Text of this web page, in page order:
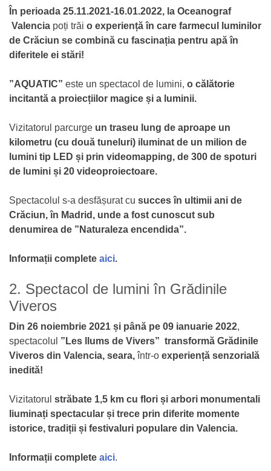
În perioada 25.11.2021-16.01.2022, la Oceanograf
Valencia poți trăi o experiență în care farmecul luminilor
de Crăciun se combină cu fascinația pentru apă în
diferitele ei stări!
”AQUATIC” este un spectacol de lumini, o călătorie
incitantă a proiecțiilor magice și a luminii.
Vizitatorul parcurge un traseu lung de aproape un
kilometru (cu două tuneluri) iluminat de un milion de
lumini tip LED și prin videomapping, de 300 de spoturi
de lumini și 20 videoproiectoare.
Spectacolul s-a desfășurat cu succes în ultimii ani de
Crăciun, în Madrid, unde a fost cunoscut sub
denumirea de ”Naturaleza encendida”.
Informații complete aici.
2. Spectacol de lumini în Grădinile
Viveros
Din 26 noiembrie 2021 și până pe 09 ianuarie 2022,
spectacolul ”Les llums de Vivers” transformă Grădinile
Viveros din Valencia, seara,într-o experiență senzorială
inedită!
Vizitatorul străbate 1,5 km cu flori și arbori monumentali
liuminați spectacular și trece prin diferite momente
istorice, tradiții și festivaluri populare din Valencia.
Informații complete aici.